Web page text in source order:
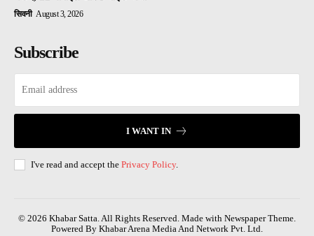
सिवनी August 3, 2026
Subscribe
I WANT IN
I've read and accept the Privacy Policy.
© 2026 Khabar Satta. All Rights Reserved. Made with Newspaper Theme.
Powered By Khabar Arena Media And Network Pvt. Ltd.